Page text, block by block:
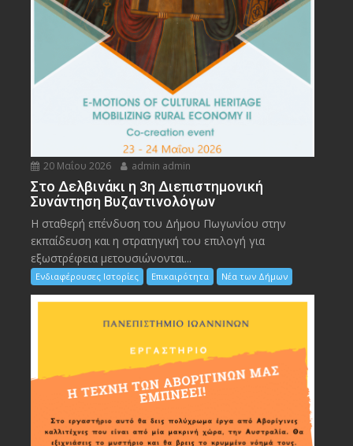
20 Μαΐου 2026 admin admin
Στο Δελβινάκι η 3η Διεπιστημονική
Συνάντηση Βυζαντινολόγων
Η σταθερή επένδυση του Δήμου Πωγωνίου στην
εκπαίδευση και η στρατηγική του επιλογή για
εξωστρέφεια μετουσιώνονται...
Ενδιαφέρουσες Ιστορίες Επικαιρότητα Νέα των Δήμων